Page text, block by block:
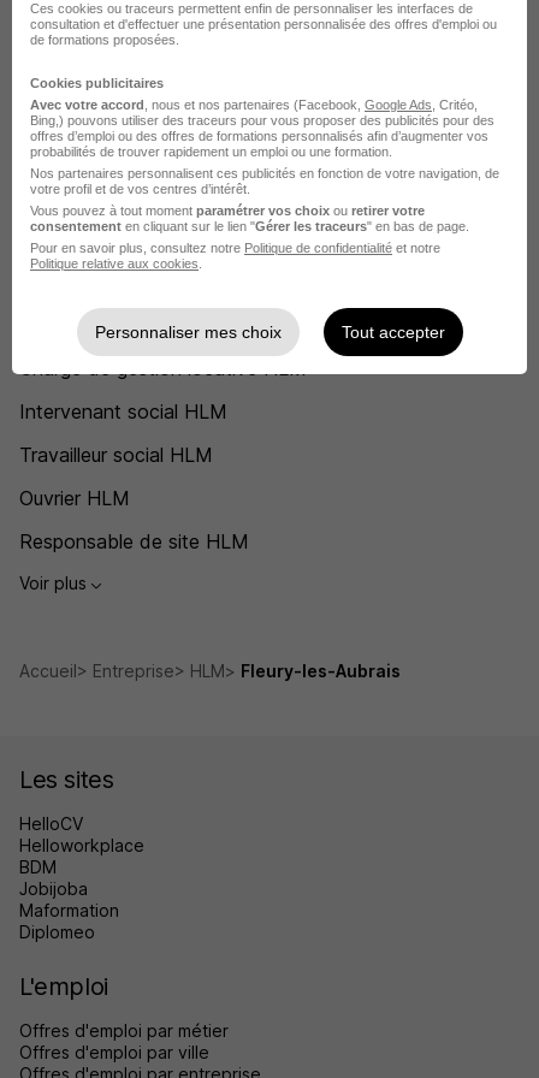
HLM Lyon
HLM Montpellier
Voir plus
Voir toutes les offres par ville chez HLM
Postuler chez HLM par Métier
Gardien d'immeuble HLM
Chargé de gestion locative HLM
Intervenant social HLM
Travailleur social HLM
Ouvrier HLM
Responsable de site HLM
Voir plus
Accueil Entreprise HLM Fleury-les-Aubrais
Les sites
HelloCV
Helloworkplace
BDM
Jobijoba
Maformation
Diplomeo
L'emploi
Offres d'emploi par métier
Offres d'emploi par ville
Offres d'emploi par entreprise
Ces cookies ou traceurs permettent enfin de personnaliser les interfaces de
consultation et d'effectuer une présentation personnalisée des offres d'emploi ou
de formations proposées.
Cookies publicitaires
Avec votre accord , nous et nos partenaires (Facebook, Google Ads , Critéo,
Bing,) pouvons utiliser des traceurs pour vous proposer des publicités pour des
offres d’emploi ou des offres de formations personnalisés afin d’augmenter vos
probabilités de trouver rapidement un emploi ou une formation.
Nos partenaires personnalisent ces publicités en fonction de votre navigation, de
votre profil et de vos centres d’intérêt.
Vous pouvez à tout moment paramétrer vos choix ou retirer votre
consentement en cliquant sur le lien "Gérer les traceurs" en bas de page.
Pour en savoir plus, consultez notre Politique de confidentialité et notre
Politique relative aux cookies
Personnaliser mes choix Tout accepter